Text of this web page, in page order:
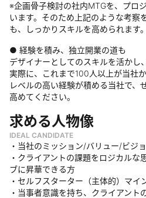
※企画骨子検討の社内MTGを、プロ
います。そのため上記のような考察
も、しっかりスキルを高められます。
● 経験を積み、独立開業の道も
デザイナーとしてのスキルを活かし
実際に、これまで100人以上が当社
レベルの高い経験が積める当社で、
高めてください。
求める人物像
IDEAL CANDIDATE
・当社のミッション/バリュー/ビジ
・クライアントの課題をロジカルな
ブに昇華できる方
・セルフスターター（主体的）マイ
・当事者意識を持ち、クライアント